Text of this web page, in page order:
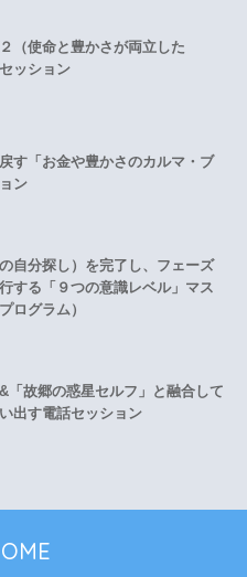
（使命と豊かさが両立した
ッション
す「お金や豊かさのカルマ・ブ
ン
自分探し）を完了し、フェーズ
する「９つの意識レベル」マス
ログラム）
「故郷の惑星セルフ」と融合して
出す電話セッション